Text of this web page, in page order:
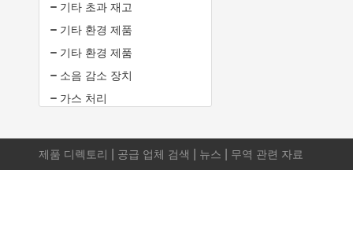
기타 초과 재고
기타 환경 제품
기타 환경 제품
소음 감소 장치
가스 처리
제품 디렉토리 공급 업체 검색 뉴스 무역 관련 자료